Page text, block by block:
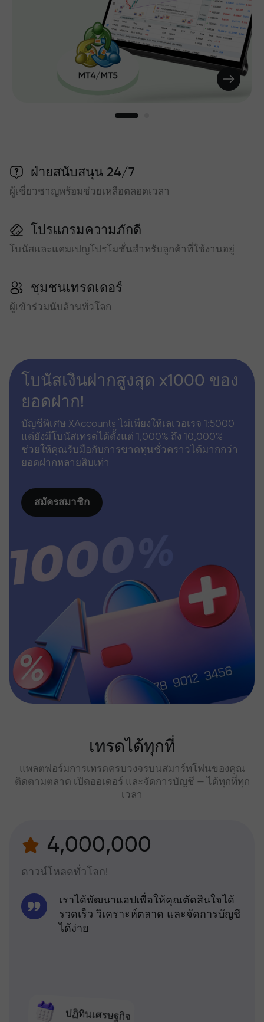
ฝ่ายสนับสนุน 24/7
ผู้เชี่ยวชาญพร้อมช่วยเหลือตลอดเวลา
โปรแกรมความภักดี
โบนัสและแคมเปญโปรโมชั่นสำหรับลูกค้าที่ใช้งานอยู่
ชุมชนเทรดเดอร์
ผู้เข้าร่วมนับล้านทั่วโลก
โบนัสเงินฝากสูงสุด x1000 ของ
ยอดฝาก!
บัญชีพิเศษ XAccounts ไม่เพียงให้เลเวอเรจ 1:5000
แต่ยังมีโบนัสเทรดได้ตั้งแต่ 1,000% ถึง 10,000%
ช่วยให้คุณรับมือกับการขาดทุนชั่วคราวได้มากกว่า
ยอดฝากหลายสิบเท่า
สมัครสมาชิก
เทรดได้ทุกที่
แพลตฟอร์มการเทรดครบวงจรบนสมาร์ทโฟนของคุณ
ติดตามตลาด เปิดออเดอร์ และจัดการบัญชี — ได้ทุกที่ทุก
เวลา
4,000,000
ดาวน์โหลดทั่วโลก!
ปฏิทินเศรษฐกิจ
เราได้พัฒนาแอปเพื่อให้คุณตัดสินใจได้
รวดเร็ว วิเคราะห์ตลาด และจัดการบัญชี
ได้ง่าย